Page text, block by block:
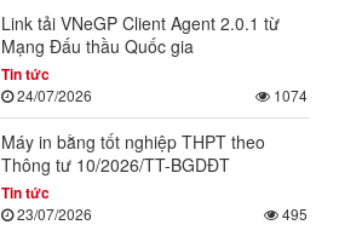
Link tải VNeGP Client Agent 2.0.1 từ
Mạng Đấu thầu Quốc gia
Tin tức
24/07/2026 1074
Máy in bằng tốt nghiệp THPT theo
Thông tư 10/2026/TT-BGDĐT
Tin tức
23/07/2026 495